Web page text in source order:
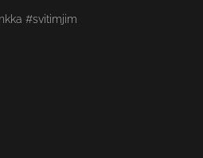
#svitimjim